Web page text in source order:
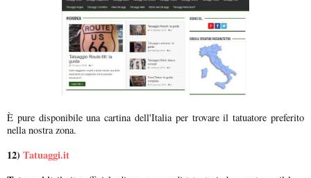
È pure disponibile una cartina dell'Italia per trovare il tatuatore preferito
nella nostra zona.
12)Tatuaggi.it